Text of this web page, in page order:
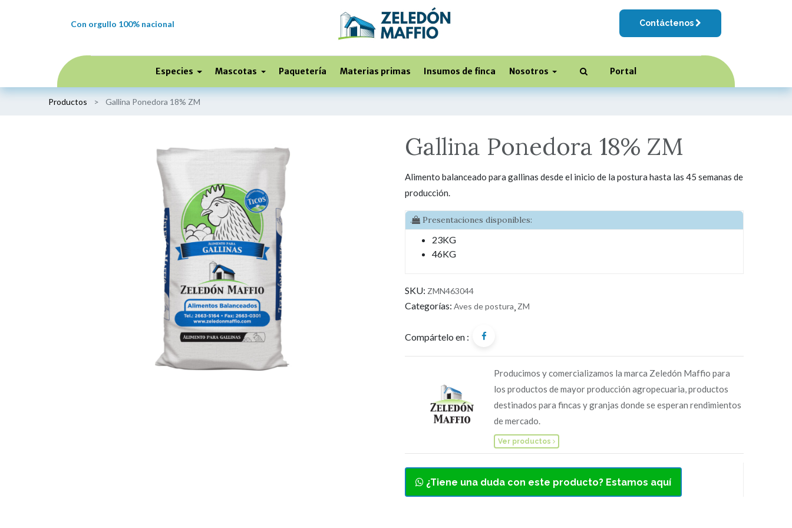
Con orgullo 100% nacional Contáctenos
Especies Mascotas Paquetería Materias primas Insumos de finca Nosotros Portal
Productos Gallina Ponedora 18% ZM
Gallina Ponedora 18% ZM
Alimento balanceado para gallinas desde el inicio de la postura hasta las 45 semanas de
producción.
. Presentaciones disponibles:
23KG
46KG
SKU: ZMN463044
Categorías: Aves de postura ZM
Compártelo en :
Producimos y comercializamos la marca Zeledón Maffio para
los productos de mayor producción agropecuaria, productos
destinados para fincas y granjas donde se esperan rendimientos
de mercado.
Ver productos
¿Tiene una duda con este producto? Estamos aquí